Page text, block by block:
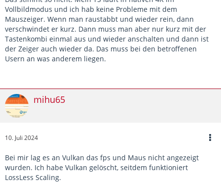
Vollbildmodus und ich hab keine Probleme mit dem
Mauszeiger. Wenn man raustabbt und wieder rein, dann
verschwindet er kurz. Dann muss man aber nur kurz mit der
Tastenkombi einmal aus und wieder anschalten und dann ist
der Zeiger auch wieder da. Das muss bei den betroffenen
Usern an was anderem liegen.
mihu65
10. Juli 2024
Bei mir lag es an Vulkan das fps und Maus nicht angezeigt
wurden. Ich habe Vulkan gelöscht, seitdem funktioniert
LossLess Scaling.